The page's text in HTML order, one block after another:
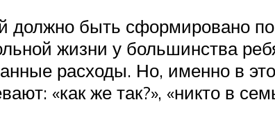
должно быть сформировано
жизни у большинства
расходы. Но, именно в
«как же так?», «никто в